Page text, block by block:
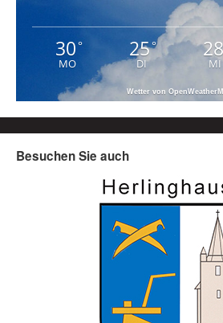
30°
MO
25°
DI
28
MI
Wetter von
Besuchen Sie auch